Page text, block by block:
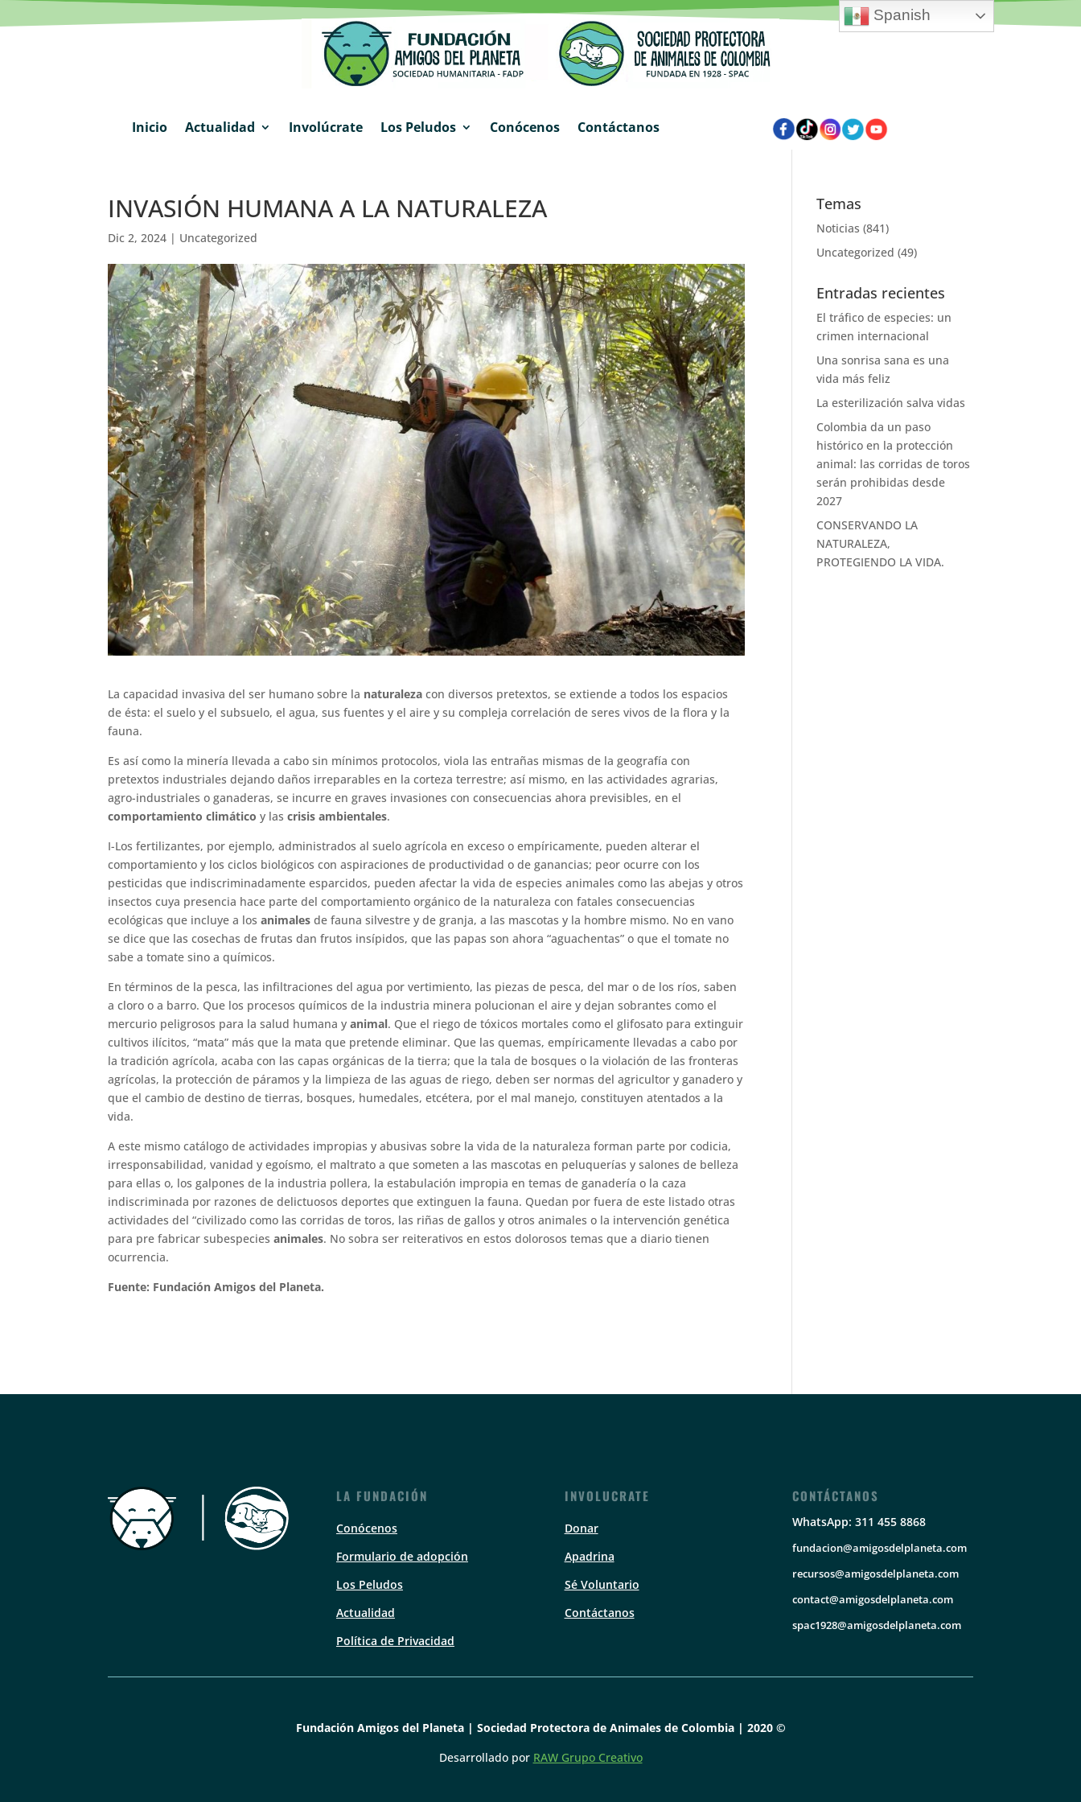
Inicio Actualidad Involúcrate Los Peludos Conócenos Contáctanos
INVASIÓN HUMANA A LA NATURALEZA
Dic 2, 2024 | Uncategorized
La capacidad invasiva del ser humano sobre la naturalezacon diversos pretextos, se extiende a todos los espacios
de ésta: el suelo y el subsuelo, el agua, sus fuentes y el aire y su compleja correlación de seres vivos de la flora y la
fauna.
Es así como la minería llevada a cabo sin mínimos protocolos, viola las entrañas mismas de la geografía con
pretextos industriales dejando daños irreparables en la corteza terrestre; así mismo, en las actividades agrarias,
agro-industriales o ganaderas, se incurre en graves invasiones con consecuencias ahora previsibles, en el
comportamiento climático y lascrisis ambientales.
I-Los fertilizantes, por ejemplo, administrados al suelo agrícola en exceso o empíricamente, pueden alterar el
comportamiento y los ciclos biológicos con aspiraciones de productividad o de ganancias; peor ocurre con los
pesticidas que indiscriminadamente esparcidos, pueden afectar la vida de especies animales como las abejas y otros
insectos cuya presencia hace parte del comportamiento orgánico de la naturaleza con fatales consecuencias
ecológicas que incluye a los animalesde fauna silvestre y de granja, a las mascotas y la hombre mismo. No en vano
se dice que las cosechas de frutas dan frutos insípidos, que las papas son ahora “aguachentas” o que el tomate no
sabe a tomate sino a químicos.
En términos de la pesca, las infiltraciones del agua por vertimiento, las piezas de pesca, del mar o de los ríos, saben
a cloro o a barro. Que los procesos químicos de la industria minera polucionan el aire y dejan sobrantes como el
mercurio peligrosos para la salud humana yanimal. Que el riego de tóxicos mortales como el glifosato para extinguir
cultivos ilícitos, “mata” más que la mata que pretende eliminar. Que las quemas, empíricamente llevadas a cabo por
la tradición agrícola, acaba con las capas orgánicas de la tierra; que la tala de bosques o la violación de las fronteras
agrícolas, la protección de páramos y la limpieza de las aguas de riego, deben ser normas del agricultor y ganadero y
que el cambio de destino de tierras, bosques, humedales, etcétera, por el mal manejo, constituyen atentados a la
vida.
A este mismo catálogo de actividades impropias y abusivas sobre la vida de la naturaleza forman parte por codicia,
irresponsabilidad, vanidad y egoísmo, el maltrato a que someten a las mascotas en peluquerías y salones de belleza
para ellas o, los galpones de la industria pollera, la estabulación impropia en temas de ganadería o la caza
indiscriminada por razones de delictuosos deportes que extinguen la fauna. Quedan por fuera de este listado otras
actividades del “civilizado como las corridas de toros, las riñas de gallos y otros animales o la intervención genética
para pre fabricar subespecies animales. No sobra ser reiterativos en estos dolorosos temas que a diario tienen
ocurrencia.
Fuente: Fundación Amigos del Planeta.
Temas
Noticias (841)
Uncategorized (49)
Entradas recientes
El tráfico de especies: un
crimen internacional
Una sonrisa sana es una
vida más feliz
La esterilización salva vidas
Colombia da un paso
histórico en la protección
animal: las corridas de toros
serán prohibidas desde
2027
CONSERVANDO LA
NATURALEZA,
PROTEGIENDO LA VIDA.
LA FUNDACIÓN
Conócenos
Formulario de adopción
Los Peludos
Actualidad
Política de Privacidad
INVOLUCRATE
Donar
Apadrina
Sé Voluntario
Contáctanos
CONTÁCTANOS
WhatsApp: 311 455 8868
fundacion@amigosdelplaneta.com
recursos@amigosdelplaneta.com
contact@amigosdelplaneta.com
spac1928@amigosdelplaneta.com
Fundación Amigos del Planeta | Sociedad Protectora de Animales de Colombia | 2020 ©
Desarrollado por RAW Grupo Creativo
Spanish